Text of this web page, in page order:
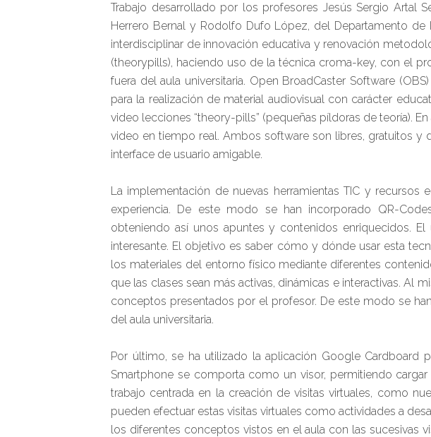
Trabajo desarrollado por los profesores Jesús Sergio Artal
Herrero Bernal y Rodolfo Dufo López, del Departamento de
interdisciplinar de innovación educativa y renovación
(theorypills), haciendo uso de la técnica croma-key, con el
fuera del aula universitaria. Open BroadCaster Software
para la realización de material audiovisual con carácter
video lecciones “theory-pills” (pequeñas píldoras de teoría).
video en tiempo real. Ambos software son libres, gratuitos
interface de usuario amigable.
La implementación de nuevas herramientas TIC y
experiencia. De este modo se han incorporado QR-
obteniendo así unos apuntes y contenidos enriquecidos.
interesante. El objetivo es saber cómo y dónde usar esta
los materiales del entorno físico mediante diferentes
que las clases sean más activas, dinámicas e interactivas.
conceptos presentados por el profesor. De este modo se
del aula universitaria.
Por último, se ha utilizado la aplicación Google Cardboard
Smartphone se comporta como un visor, permitiendo
trabajo centrada en la creación de visitas virtuales, como
pueden efectuar estas visitas virtuales como actividades a
los diferentes conceptos vistos en el aula con las sucesivas